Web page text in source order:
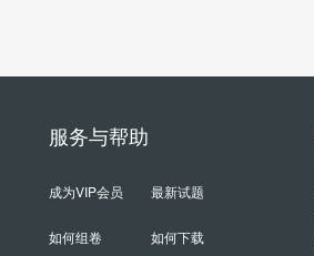
服务与帮助
成为VIP会员 最新试题
如何组卷 如何下载